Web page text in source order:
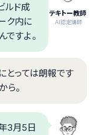
テキトー教師
.AI認定講師
ルド成
ク内に
ですよ。
とっては朗報です
ら。
3月5日